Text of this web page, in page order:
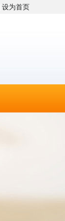
设为首页